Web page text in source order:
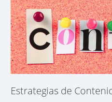
Estrategias de